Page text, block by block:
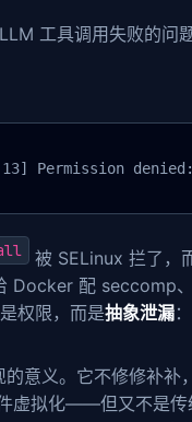
工具调用失败的问
Permission
被 SELinux 拦了，
Docker 配
权限，而是抽象泄漏
意义。它不修修补
虚拟化——但又不是